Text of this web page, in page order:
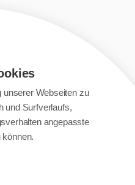
unserer Webseiten zu
und Surfverlaufs,
angepasste
können.